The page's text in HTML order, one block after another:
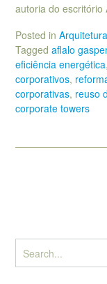
autoria do escritório
Posted in Arquitetura
Tagged aflalo
eficiência energética,
corporativos,
corporativas, reuso
corporate towers